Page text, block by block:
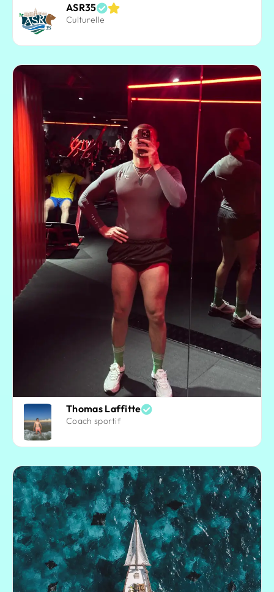
ASR35
Culturelle
Thomas Laffitte
Coach sportif